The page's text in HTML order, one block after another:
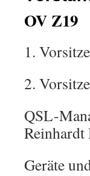
OV Z19
1.
2.
QSL-
Geräte